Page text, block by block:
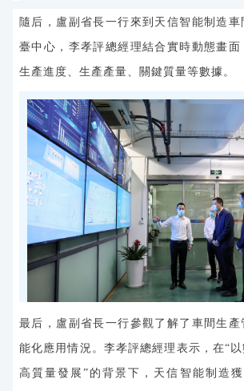
隨后，盧副省長一行來到天信智能制造
臺中心，李孝評總經理結合實時動態畫面
生產進度、生產產量、關鍵質量等數據。
最后，盧副省長一行參觀了解了車間生產
能化應用情況。李孝評總經理表示，在“
高質量發展”的背景下，天信智能制造